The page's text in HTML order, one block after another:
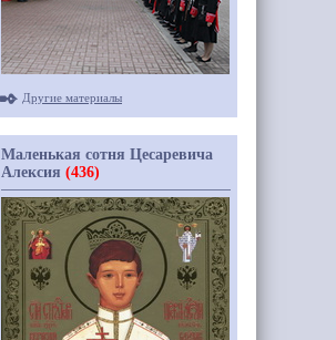
Другие материалы
Маленькая сотня Цесаревича
Алексия (436)